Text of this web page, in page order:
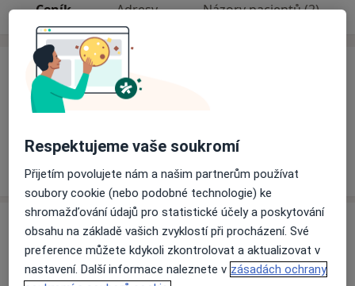
Ceník Adresy Názory pacientů (2)
Ceník
Informace o službách a cenách nejsou k dispozici
svých službách.
Adresy (2)
Adresa 1 Adresa 2
Respektujeme vaše soukromí
Přijetím povolujete nám a našim partnerům používat
soubory cookie (nebo podobné technologie) ke
shromažďování údajů pro statistické účely a poskytování
obsahu na základě vašich zvyklostí při procházení. Své
preference můžete kdykoli zkontrolovat a aktualizovat v
nastavení. Další informace naleznete v zásadách ochrany